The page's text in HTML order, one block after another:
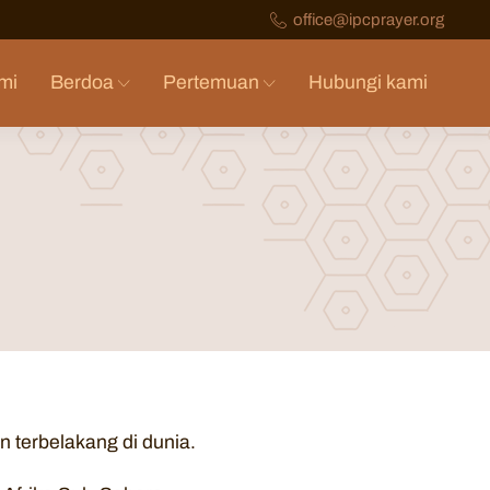
office@ipcprayer.org
Berdoa Pertemuan Hubungi kami
terbelakang di dunia.